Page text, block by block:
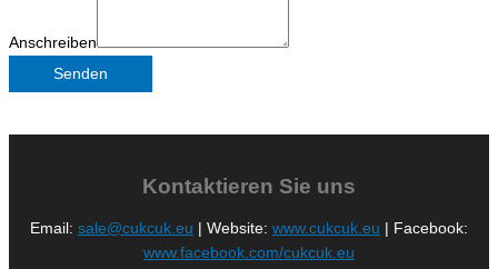
Anschreiben
Senden
Kontaktieren Sie uns
Email: sale@cukcuk.eu | Website: www.cukcuk.eu | Facebook:
www.facebook.com/cukcuk.eu